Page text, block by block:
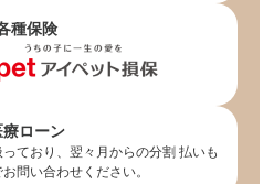
種保険
療ローン
ており、翌々月からの分割 払いも
問い合わせください。